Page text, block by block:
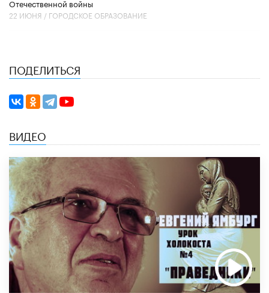
Отечественной войны
22 ИЮНЯ / ГОРОДСКОЕ ОБРАЗОВАНИЕ
ПОДЕЛИТЬСЯ
ВИДЕО